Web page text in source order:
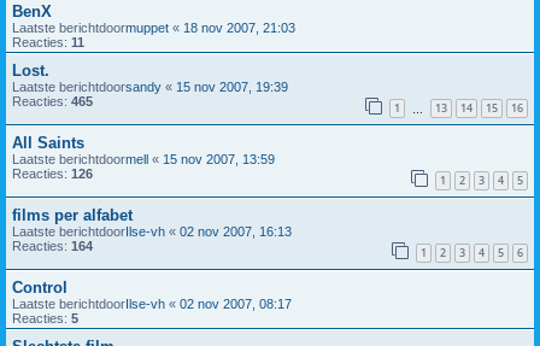
BenX
Laatste berichtdoormuppet « 18 nov 2007, 21:03
Reacties: 11
Lost.
Laatste berichtdoorsandy « 15 nov 2007, 19:39
Reacties: 465 1 … 13 14 15 16
All Saints
Laatste berichtdoormell « 15 nov 2007, 13:59
Reacties: 126 1 2 3 4 5
films per alfabet
Laatste berichtdoorIlse-vh « 02 nov 2007, 16:13
Reacties: 164 1 2 3 4 5 6
Control
Laatste berichtdoor Ilse-vh « 02 nov 2007, 08:17
Reacties: 5